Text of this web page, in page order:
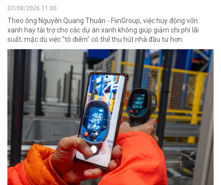
07/08/2026 11:00
Theo ông Nguyễn Quang Thuân - FiinGroup, việc huy động vốn
xanh hay tài trợ cho các dự án xanh không giúp giảm chi phí lãi
suất; mặc dù việc "tô điểm" có thể thu hút nhà đầu tư hơn.